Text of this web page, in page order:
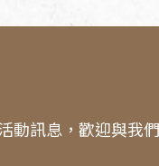
動訊息，歡迎與我